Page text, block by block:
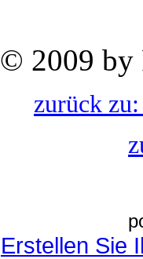
© 2009 by
zurück
Erstellen Sie